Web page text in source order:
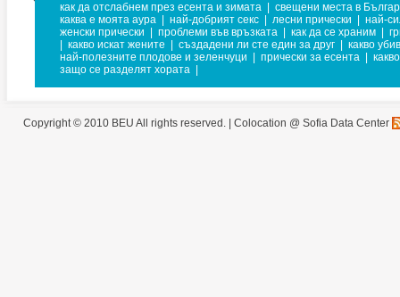
как да отслабнем през есента и зимата
свещени места в
каква е моята аура
най-добрият секс лесни прически
най-
женски прически
проблеми във връзката как да се храним
какво искат жените създадени ли сте един за друг
какво
най-полезните плодове и зеленчуци
прически за есента
защо се разделят хората
Copyright © 2010 BEU All rights reserved. | Colocation @ Sofia Data Center